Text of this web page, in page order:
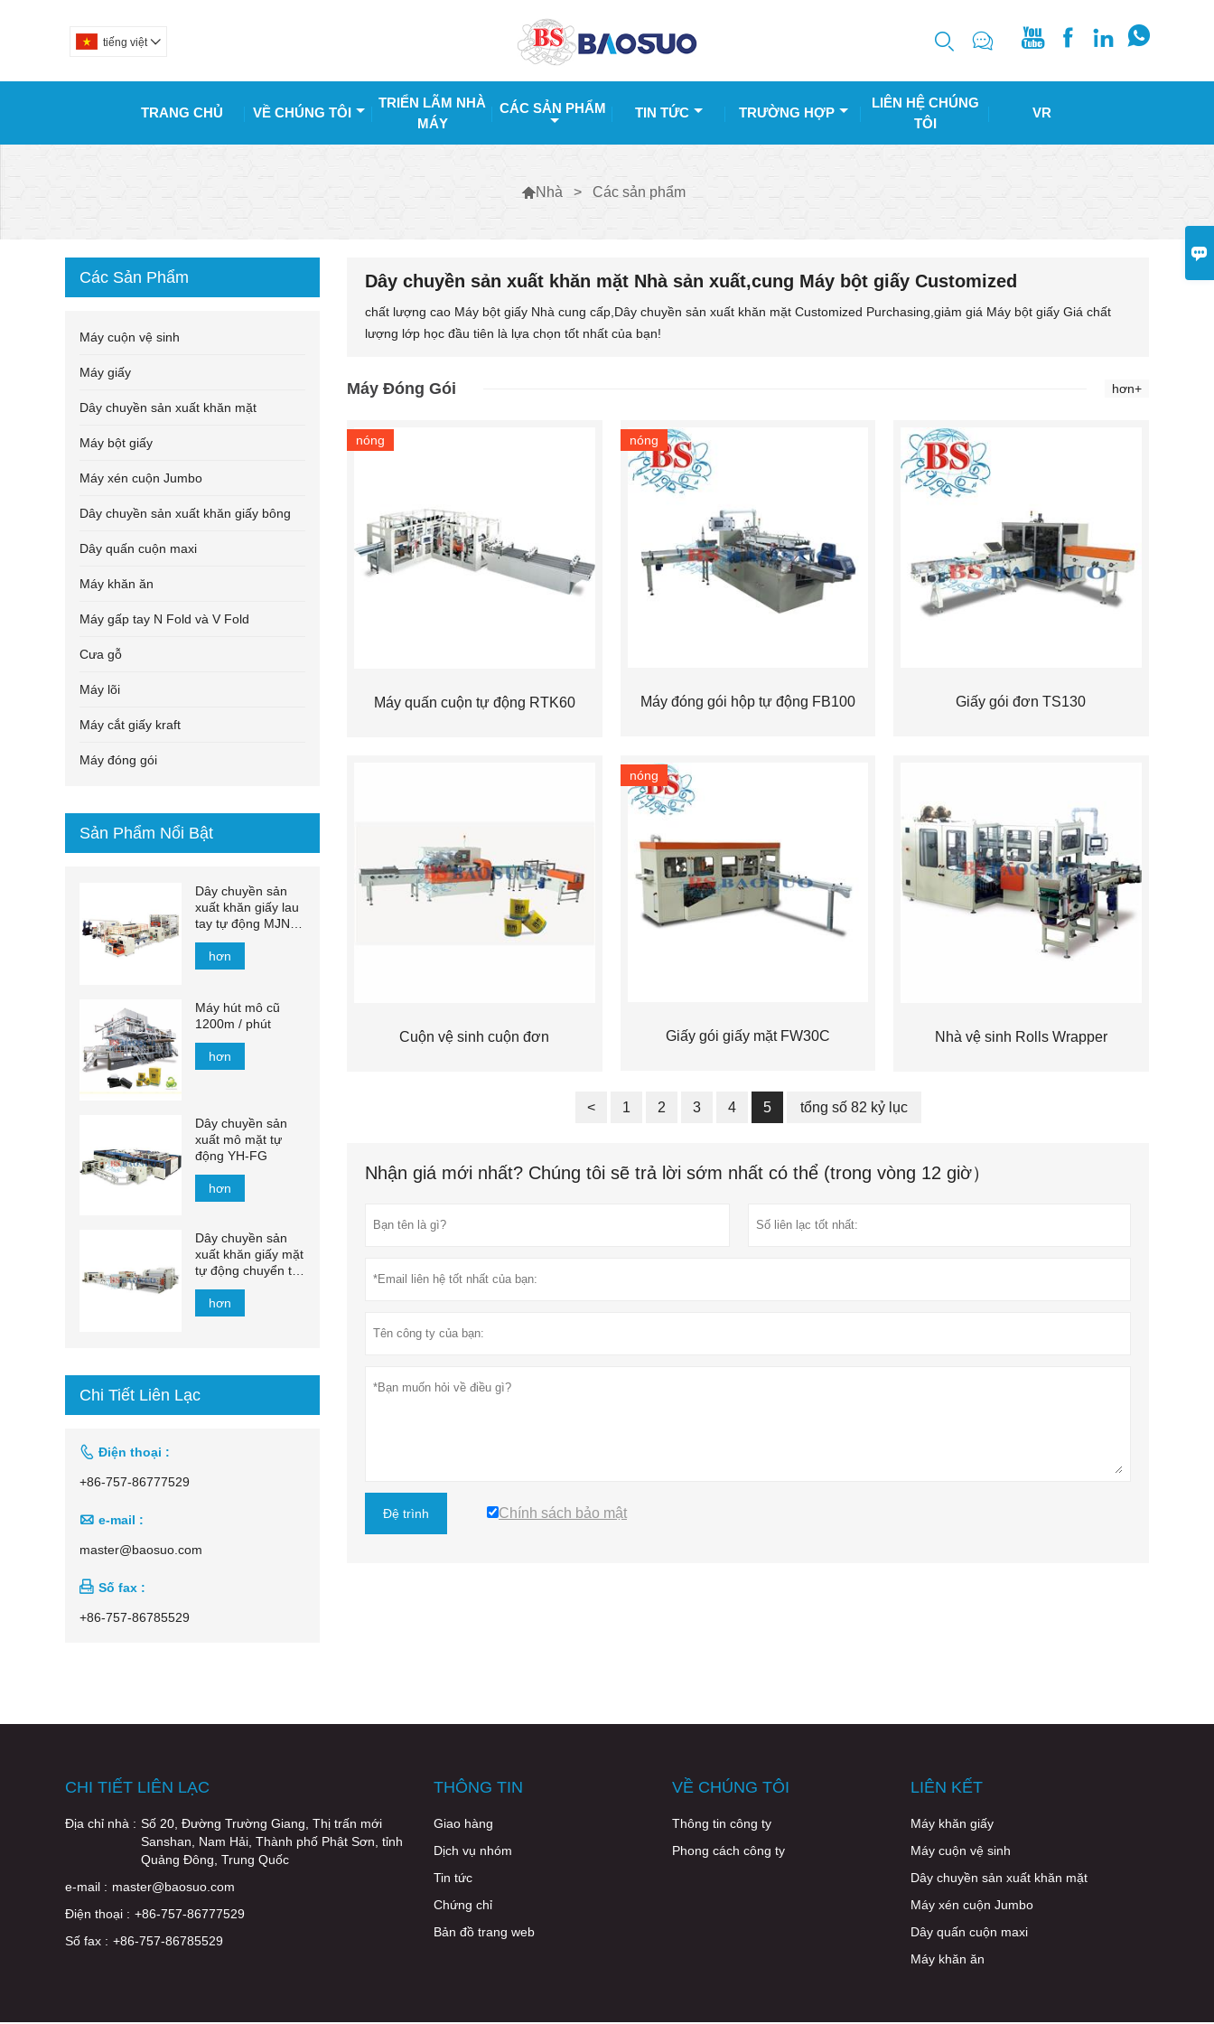

tiếng việt       
TRANG CHỦ VỀ CHÚNG TÔI
TRIỂN LÃM NHÀ
MÁY
CÁC SẢN PHẨM TIN TỨC TRƯỜNG HỢP
LIÊN HỆ CHÚNG
TÔI
VR
Nhà > Các sản phẩm
Dây chuyền sản xuất khăn mặt Nhà sản xuất,cung Máy bột giấy Customized
chất lượng cao Máy bột giấy Nhà cung cấp,Dây chuyền sản xuất khăn mặt Customized Purchasing,giảm giá Máy bột giấy Giá chất
lượng lớp học đầu tiên là lựa chọn tốt nhất của bạn!
Máy Đóng Gói hơn+
nóng
Máy quấn cuộn tự động RTK60
nóng
Máy đóng gói hộp tự động FB100 Giấy gói đơn TS130
Cuộn vệ sinh cuộn đơn
nóng
Giấy gói giấy mặt FW30C Nhà vệ sinh Rolls Wrapper
< 1 2 3 4 5 tổng số 82 kỷ lục
Nhận giá mới nhất? Chúng tôi sẽ trả lời sớm nhất có thể (trong vòng 12 giờ）
Đệ trình Chính sách bảo mật
Các Sản Phẩm
Máy cuộn vệ sinh
Máy giấy
Dây chuyền sản xuất khăn mặt
Máy bột giấy
Máy xén cuộn Jumbo
Dây chuyền sản xuất khăn giấy bông
Dây quấn cuộn maxi
Máy khăn ăn
Máy gấp tay N Fold và V Fold
Cưa gỗ
Máy lõi
Máy cắt giấy kraft
Máy đóng gói
Sản Phẩm Nổi Bật
Dây chuyền sản
xuất khăn giấy lau
tay tự động MJN-
PL
hơn
Máy hút mô cũ
1200m / phút
hơn
Dây chuyền sản
xuất mô mặt tự
động YH-FG
hơn
Dây chuyền sản
xuất khăn giấy mặt
tự động chuyển tự
động 1500mm -
2200mm
hơn
Chi Tiết Liên Lạc
 Điện thoại :
+86-757-86777529
 e-mail :
master@baosuo.com
 Số fax :
+86-757-86785529
CHI TIẾT LIÊN LẠC
Địa chỉ nhà : Số 20, Đường Trường Giang, Thị trấn mới
Sanshan, Nam Hải, Thành phố Phật Sơn, tỉnh
Quảng Đông, Trung Quốc
e-mail : master@baosuo.com
Điện thoại : +86-757-86777529
Số fax : +86-757-86785529
THÔNG TIN
Giao hàng
Dịch vụ nhóm
Tin tức
Chứng chỉ
Bản đồ trang web
VỀ CHÚNG TÔI
Thông tin công ty
Phong cách công ty
LIÊN KẾT
Máy khăn giấy
Máy cuộn vệ sinh
Dây chuyền sản xuất khăn mặt
Máy xén cuộn Jumbo
Dây quấn cuộn maxi
Máy khăn ăn